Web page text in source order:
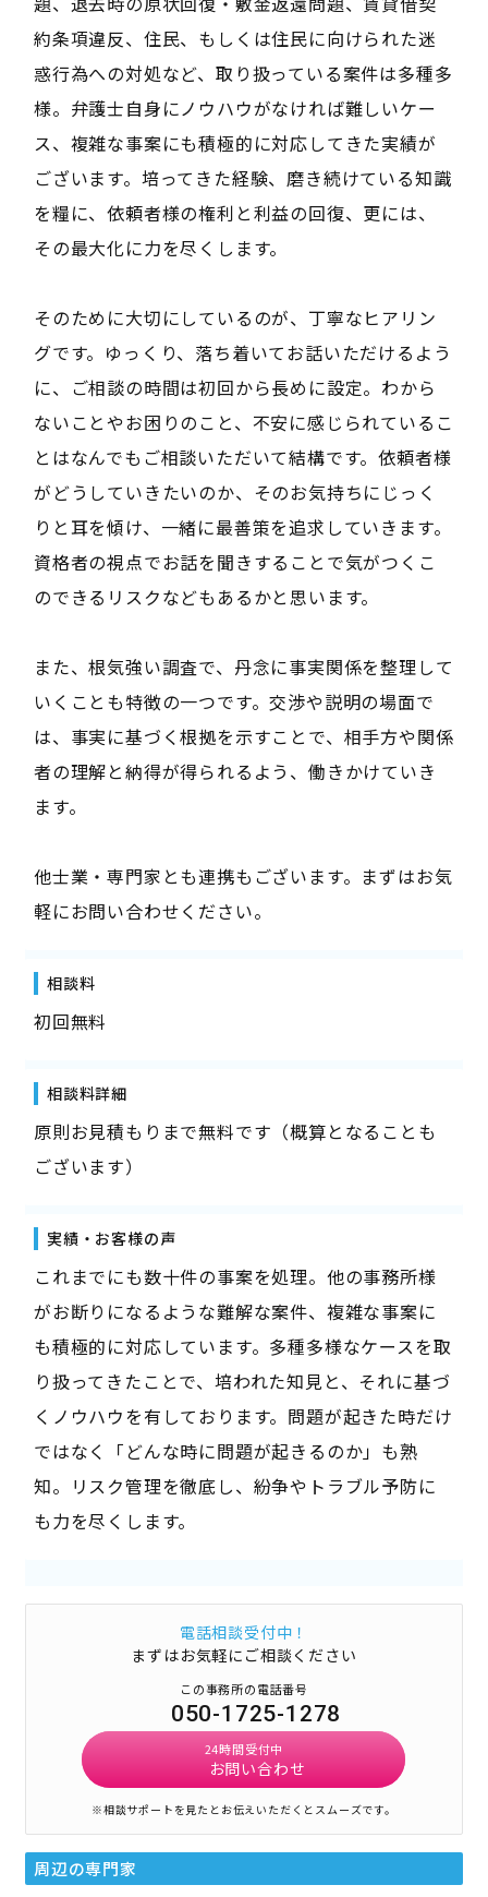
約条項違反、住民、もしくは住民に向けられた迷
惑行為への対処など、取り扱っている案件は多種多
様。弁護士自身にノウハウがなければ難しいケー
ス、複雑な事案にも積極的に対応してきた実績が
ございます。培ってきた経験、磨き続けている知識
を糧に、依頼者様の権利と利益の回復、更には、
その最大化に力を尽くします。
そのために大切にしているのが、丁寧なヒアリン
グです。ゆっくり、落ち着いてお話いただけるよう
に、ご相談の時間は初回から長めに設定。わから
ないことやお困りのこと、不安に感じられているこ
とはなんでもご相談いただいて結構です。依頼者様
がどうしていきたいのか、そのお気持ちにじっく
りと耳を傾け、一緒に最善策を追求していきます。
資格者の視点でお話を聞きすることで気がつくこ
のできるリスクなどもあるかと思います。
また、根気強い調査で、丹念に事実関係を整理して
いくことも特徴の一つです。交渉や説明の場面で
は、事実に基づく根拠を示すことで、相手方や関係
者の理解と納得が得られるよう、働きかけていき
ます。
他士業・専門家とも連携もございます。まずはお気
軽にお問い合わせください。
相談料
初回無料
相談料詳細
原則お見積もりまで無料です（概算となることも
ございます）
実績・お客様の声
これまでにも数十件の事案を処理。他の事務所様
がお断りになるような難解な案件、複雑な事案に
も積極的に対応しています。多種多様なケースを取
り扱ってきたことで、培われた知見と、それに基づ
くノウハウを有しております。問題が起きた時だけ
ではなく「どんな時に問題が起きるのか」も熟
知。リスク管理を徹底し、紛争やトラブル予防に
も力を尽くします。
電話相談受付中！
まずはお気軽にご相談ください
この事務所の電話番号
050-1725-1278
24時間受付中
お問い合わせ
※相談サポートを見たとお伝えいただくとスムーズです。
周辺の専門家